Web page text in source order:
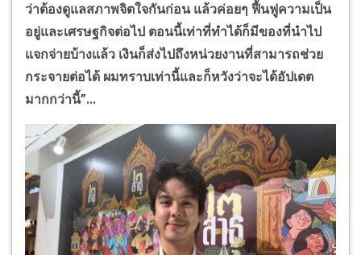
ว่าต้องดูแลสภาพจิตใจกันก่อน แล้วค่อยๆ ฟื้นฟูความเป็น
อยู่และเศรษฐกิจต่อไป ตอนนี้เท่าที่ทำได้ก็มีของที่นำไป
แจกจ่ายบ้างแล้ว เงินก็ส่งไปถึงหน่วยงานที่สามารถช่วย
กระจายต่อได้ ผมทราบเท่านี้และก็หวังว่าจะได้อัปเดต
มากกว่านี้”...